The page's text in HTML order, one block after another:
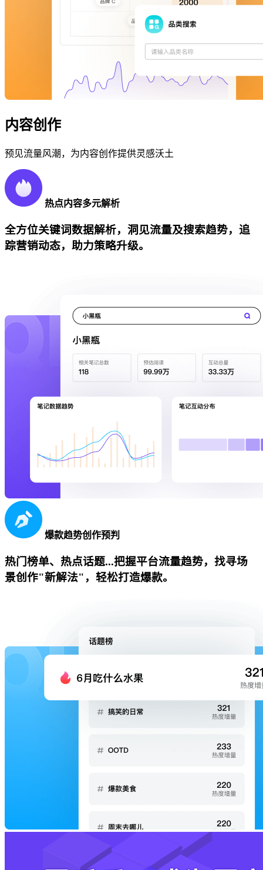
内容创作
预见流量风潮，为内容创作提供灵感沃土
热点内容多元解析
全方位关键词数据解析，洞见流量及搜索趋势，追
踪营销动态，助力策略升级。
爆款趋势创作预判
热门榜单、热点话题...把握平台流量趋势，找寻场
景创作"新解法"，轻松打造爆款。